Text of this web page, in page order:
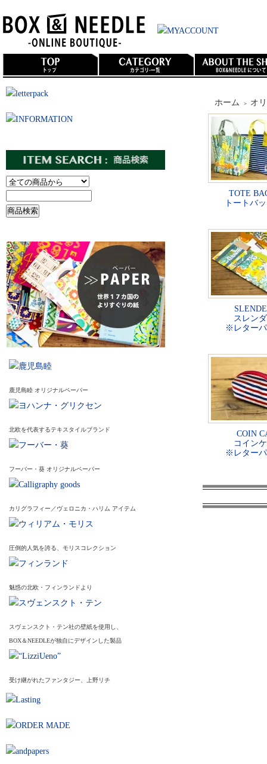
鹿児島睦 オリジナルペーパー
北欧を代表するテキスタイルブランド
フーバー・葵 オリジナルペーパー
カリグラフィー／ヴェロニカ・ハリム アイテム
圧倒的人気を誇る、モリスコレクション
魅惑の北欧・フィンランドより
スヴェンスクト・テン社の壁紙を使用し、
BOX＆NEEDLEが独自にデザインした製品
受け継がれたファンタジー、上野リチ
ホーム ＞ オ
TOTE
トートバ
スレン
※レター
COIN
コイン
※レター